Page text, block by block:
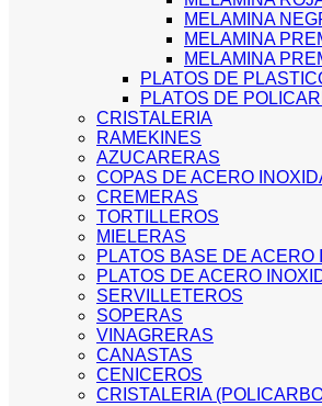
MELAMINA
MELAMINA
MELAMINA
PLATOS DE
PLATOS DE
CRISTALERIA
RAMEKINES
AZUCARERAS
COPAS DE ACERO
CREMERAS
TORTILLEROS
MIELERAS
PLATOS BASE DE ACERO
PLATOS DE ACERO
SERVILLETEROS
SOPERAS
VINAGRERAS
CANASTAS
CENICEROS
CRISTALERIA